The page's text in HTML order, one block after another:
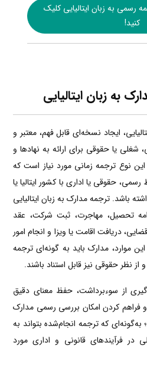
به زبان ایتالیایی کلیک
کنید!
به زبان ایتالیایی
ایجاد نسخه‌ای قابل فهم، معتبر و
یا حقوقی برای ارائه به نهادها و
این نوع ترجمه زمانی مورد نیاز است که
رسمی، حقوقی یا اداری با کشور ایتالیا یا
باشد. ترجمه مدارک به زبان ایتالیایی
تحصیل، مهاجرت، ثبت شرکت، عقد
دریافت اقامت یا ویزا و انجام امور
این موارد، مدارک باید به گونه‌ای ترجمه
نظر حقوقی نیز قابل استناد باشند.
از سوءبرداشت، حفظ معنای دقیق
فراهم کردن امکان بررسی رسمی مدارک
به‌گونه‌ای که ترجمه انجام‌شده بتواند به
در فرآیندهای قانونی و اداری مورد